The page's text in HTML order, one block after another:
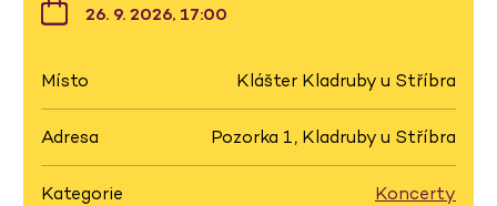
26. 9. 2026, 17:00
Místo Klášter Kladruby u Stříbra
Adresa Pozorka 1, Kladruby u Stříbra
Kategorie Koncerty